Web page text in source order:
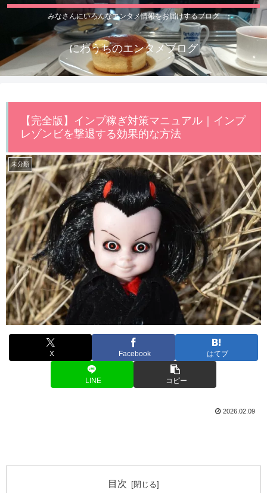
みなさんにいろんなエンタメ情報をお届けするブログ
にわうちのエンタメブログ
【完全版】インプ稼ぎ対策マニュアル｜インプ
レゾンビを撃退する効果的な方法
未分類
X Facebook はてブ
LINE コピー
2026.02.09
目次